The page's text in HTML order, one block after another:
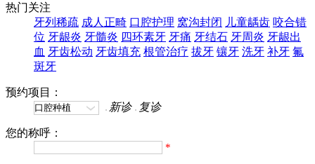
热门关注
牙列稀疏 成人正畸 口腔护理 窝沟封闭 儿童龋齿 咬合错
位 牙龈炎 牙髓炎 四环素牙 牙痛 牙结石 牙周炎 牙龈出
血 牙齿松动 牙齿填充 根管治疗 拔牙 镶牙 洗牙 补牙 氟
斑牙
预约项目：
新诊
复诊
您的称呼：
*